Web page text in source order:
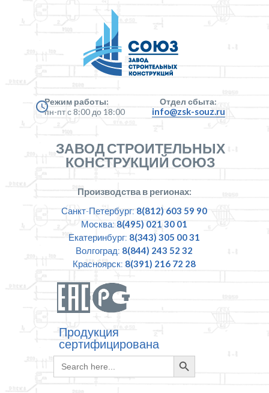
Режим работы:
пн-пт с 8:00 до 18:00
Отдел сбыта:
info@zsk-souz.ru
ЗАВОД СТРОИТЕЛЬНЫХ
КОНСТРУКЦИЙ СОЮЗ
Производства в регионах:
Санкт-Петербург: 8(812) 603 59 90
Москва: 8(495) 021 30 01
Екатеринбург: 8(343) 305 00 31
Волгоград: 8(844) 243 52 32
Красноярск: 8(391) 216 72 28
Продукция
сертифицирована
Search
for:
Search
Button